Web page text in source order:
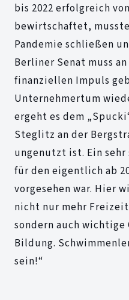
bis 2022 erfolgreich
bewirtschaftet,
Pandemie schließen
Berliner Senat muss
finanziellen Impuls
Unternehmertum
ergeht es dem
Steglitz an der
ungenutzt ist. Ein
für den eigentlich ab
vorgesehen war. Hier
nicht nur mehr
sondern auch
Bildung.
sein!“